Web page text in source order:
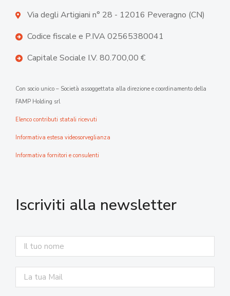
Via degli Artigiani n° 28 - 12016 Peveragno (CN)
Codice fiscale e P.IVA 02565380041
Capitale Sociale I.V. 80.700,00 €
Con socio unico – Società assoggettata alla direzione e coordinamento della
FAMP Holding srl
Elenco contributi statali ricevuti
Informativa estesa videosorveglianza
Informativa fornitori e consulenti
Iscriviti alla newsletter